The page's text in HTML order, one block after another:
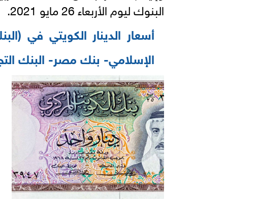
البنوك ليوم الأربعاء 26 مايو 2021.
أسعار الدينار الكويتي في
الإسلامي- بنك مصر- البنك